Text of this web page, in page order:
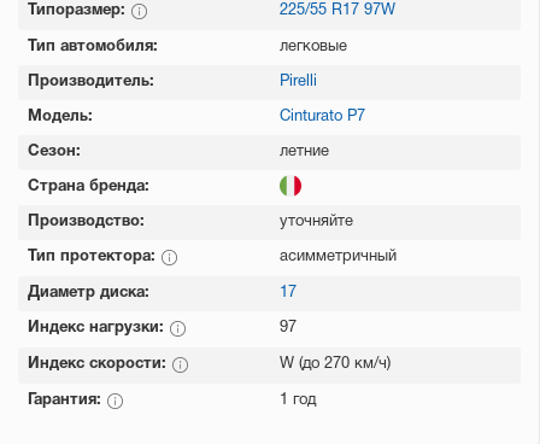
Типоразмер: 225/55 R17 97W
Тип автомобиля: легковые
Производитель: Pirelli
Модель: Cinturato P7
Сезон: летние
Страна бренда:
Производство: уточняйте
Тип протектора: асимметричный
Диаметр диска: 17
Индекс нагрузки: 97
Индекс скорости: W (до 270 км/ч)
Гарантия: 1 год